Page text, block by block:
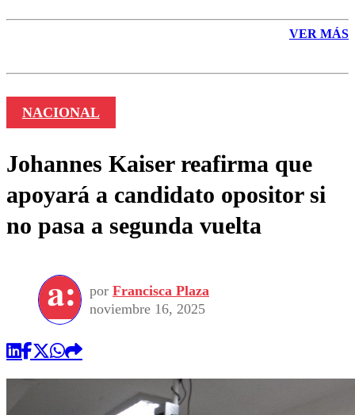
VER MÁS
NACIONAL
Johannes Kaiser reafirma que
apoyará a candidato opositor si
no pasa a segunda vuelta
por Francisca Plaza
noviembre 16, 2025